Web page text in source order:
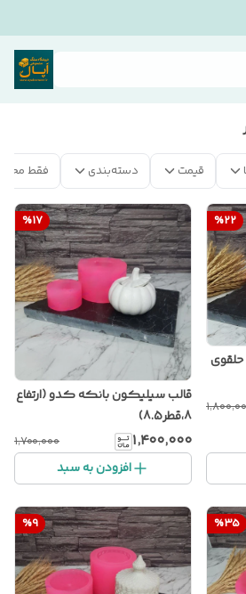
قیمت دسته‌بندی فقط
%22
%17
قالب سیلیکون بانکه کدو (ارتفاع
8،قطر8.5)
۱٬۴۰۰٬۰۰۰ ۱٬۷۰۰٬۰۰۰
افزودن به سبد
%35
%9